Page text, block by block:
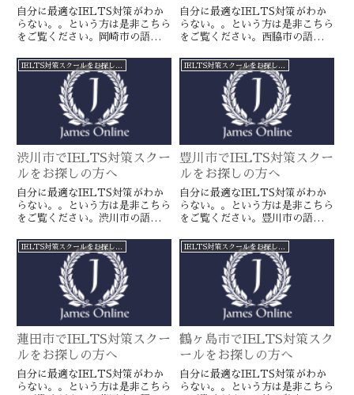
自分に最適なIELTS対策がわか
らない。。という方は是非こちら
をご覧ください。岡崎市の語学ス
ラインのIELTS対策ならより確
実に目標達成が近づきます。海外
留学や移住をお考えの方や国内大
学受験を有利に進めたい方に是
自分に最適なIELTS対策がわか
らない。。という方は是非こちら
をご覧ください。西脇市の語学ス
ラインのIELTS対策ならより確
実に目標達成が近づきます。海外
留学や移住をお考えの方や国内大
学受験を有利に進めたい方に是
IELTS対策スクールをお探しの方へ
渋川市でIELTS対策スクー
ルをお探しの方へ
自分に最適なIELTS対策がわか
らない。。という方は是非こちら
をご覧ください。渋川市の語学ス
ラインのIELTS対策ならより確
実に目標達成が近づきます。海外
留学や移住をお考えの方や国内大
学受験を有利に進めたい方に是
IELTS対策スクールをお探しの方へ
豊川市でIELTS対策スクー
ルをお探しの方へ
自分に最適なIELTS対策がわか
らない。。という方は是非こちら
をご覧ください。豊川市の語学ス
ラインのIELTS対策ならより確
実に目標達成が近づきます。海外
留学や移住をお考えの方や国内大
学受験を有利に進めたい方に是
IELTS対策スクールをお探しの方へ
蓮田市でIELTS対策スクー
ルをお探しの方へ
自分に最適なIELTS対策がわか
らない。。という方は是非こちら
IELTS対策スクールをお探しの方へ
鶴ヶ島市でIELTS対策スク
ールをお探しの方へ
自分に最適なIELTS対策がわか
らない。。という方は是非こちら